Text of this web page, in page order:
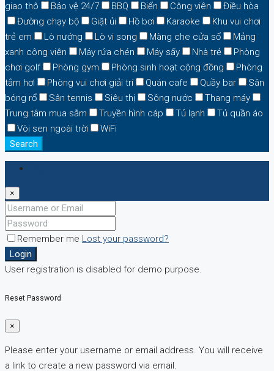
giao thô
Bảo vệ 24/7 BBQ Biển Công viên
Điều hòa
Đường chạy bộ
Giặt ủi Hồ bơi Karaoke
Khu vui chơi
trẻ em
Lò nướng Lò vi song Màng che cửa sổ
Mảng
xanh công viên
Máy rửa chén Máy sấy Nhà trẻ
Phòng
chơi golf
Phòng gym Phòng sinh hoạt cộng đồng
Phòng
tắm hơi
Phòng vui chơi giải trí Quán cafe Quầy bar
Sân
bóng rổ
Sân tennis Siêu thị Sông nước
Thang máy
Trung tâm mua sắm
Truyền hình cáp Tủ lạnh
Tủ quần áo
Vòi sen ngoài trời
WiFi
Search
×
Remember me Lost your password?
Login
User registration is disabled for demo purpose.
Reset Password
×
Please enter your username or email address. You will receive
a link to create a new password via email.